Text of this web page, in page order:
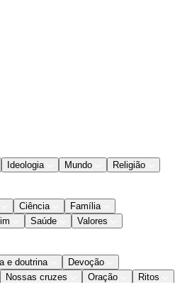
Ideologia Mundo
Religião
Ciência
Família
Saúde
Valores
e doutrina
Devoção
Nossas cruzes Oração
Ritos